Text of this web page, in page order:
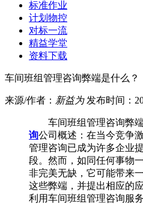
标准作业
计划物控
对标一流
精益学堂
资料下载
车间班组管理咨询弊端是什么？
来源/作者： 新益为发布时间：
车间班组管理咨询弊端
询公司概述：在当今竞争
管理咨询已成为许多企业
段。然而，如同任何事物
非完美无缺，它可能带来
这些弊端，并提出相应的
利用车间班组管理咨询服务